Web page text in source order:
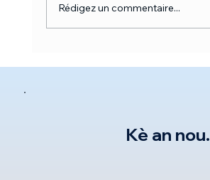
Rédigez un commentaire...
Kè an nou.